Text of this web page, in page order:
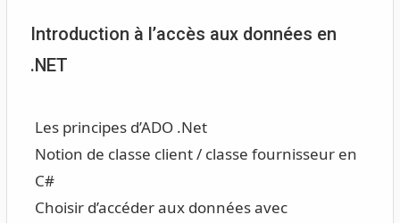
Introduction à l’accès aux données en
.NET
Les principes d’ADO .Net
Notion de classe client / classe fournisseur en
C#
Choisir d’accéder aux données avec